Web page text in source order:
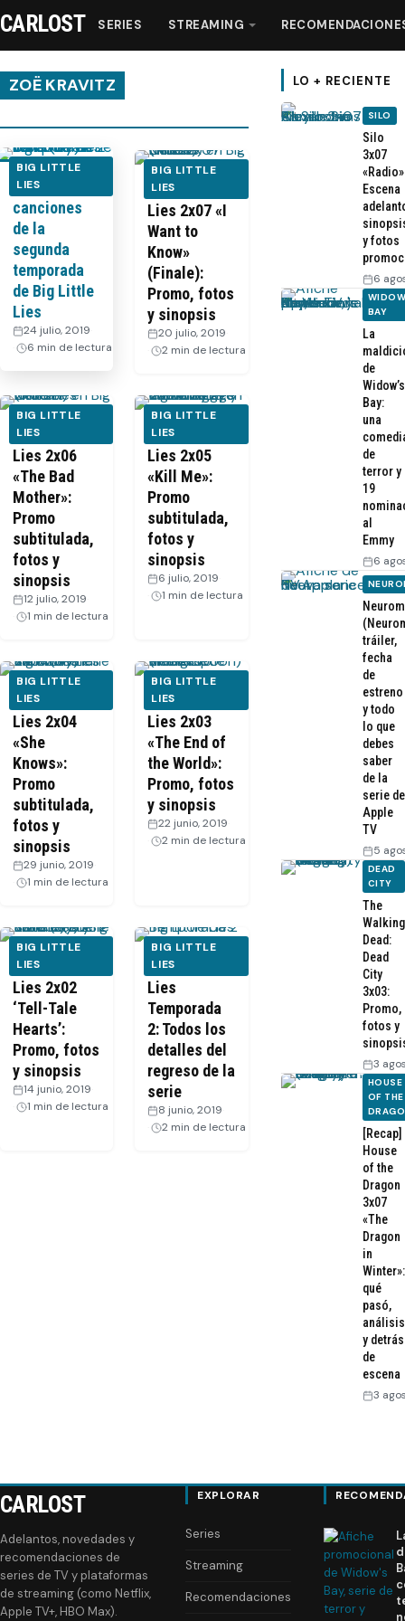
Streaming
Recomendaciones
Videos
Webisodios
CARLOST SERIES STREAMING
ZOË KRAVITZ
BIG LITTLE
LIES
Todas las
canciones
de la
segunda
temporada
de Big Little
Lies
24 julio, 2019
6 min de lectura
BIG LITTLE
LIES
Big Little
Lies 2x07 «I
Want to
Know»
(Finale):
Promo, fotos
y sinopsis
20 julio, 2019
2 min de lectura
BIG LITTLE
LIES
Big Little
Lies 2x06
«The Bad
Mother»:
Promo
subtitulada,
fotos y
sinopsis
12 julio, 2019
1 min de lectura
BIG LITTLE
LIES
Big Little
Lies 2x05
«Kill Me»:
Promo
subtitulada,
fotos y
sinopsis
6 julio, 2019
1 min de lectura
BIG LITTLE
LIES
Big Little
Lies 2x04
«She
Knows»:
Promo
subtitulada,
fotos y
sinopsis
29 junio, 2019
1 min de lectura
BIG LITTLE
LIES
Big Little
Lies 2x03
«The End of
the World»:
Promo, fotos
y sinopsis
22 junio, 2019
2 min de lectura
BIG LITTLE
LIES
Big Little
Lies 2x02
‘Tell-Tale
Hearts’:
Promo, fotos
y sinopsis
14 junio, 2019
1 min de lectura
BIG LITTLE
LIES
Big Little
Lies
Temporada
2: Todos los
detalles del
regreso de la
serie
8 junio, 2019
2 min de lectura
LO + RECIENTE
SILO
Silo
3x07
Escena
y fotos
6
BAY
La
de
Widow’s
Bay:
una
de
terror y
19
al
Emmy
6
tráiler,
fecha
de
estreno
y todo
lo que
debes
saber
de la
serie de
Apple
TV
5
DEAD
CITY
The
Walking
Dead:
Dead
City
3x03:
Promo,
fotos y
3
HOUSE
OF THE
[Recap]
House
of the
Dragon
3x07
«The
Dragon
in
Winter»:
qué
pasó,
análisis
y detrás
de
escena
3
CARLOST
Adelantos, novedades y
recomendaciones de
series de TV y plataformas
de streaming (como Netflix,
Apple TV+, HBO Max).
EXPLORAR
Series
Streaming
Recomendaciones